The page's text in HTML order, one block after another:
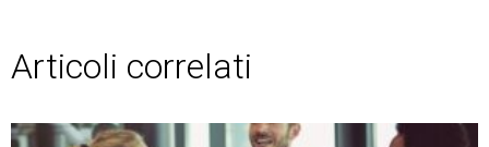
Articoli correlati